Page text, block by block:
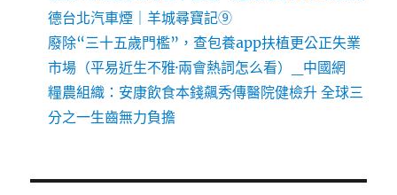
德台北汽車煙｜羊城尋寶記⑨
廢除“三十五歲門檻”，查包養app扶植更公正失業
市場（平易近生不雅·兩會熱詞怎么看）_中國網
糧農組織：安康飲食本錢飆秀傳醫院健檢升 全球三
分之一生齒無力負擔